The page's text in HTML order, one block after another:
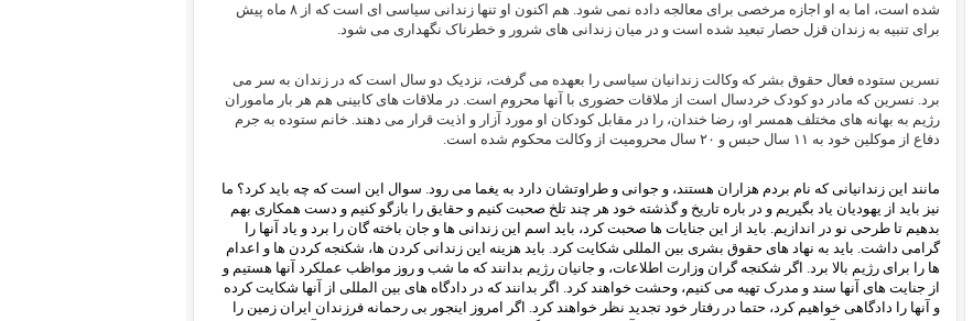
شده است، اما به او اجازه مرخصی برای معالجه داده نمی شود. هم اکنون او تنها زندانی سیاسی ای است که از ۸ ماه پیش
برای تنبیه به زندان قزل حصار تبعید شده است و در میان زندانی های شرور و خطرناک نگهداری می شود.
نسرین ستوده فعال حقوق بشر که وکالت زندانیان سیاسی را بعهده می گرفت، نزدیک دو سال است که در زندان به سر می
برد. نسرین که مادر دو کودک خردسال است از ملاقات حضوری با آنها محروم است. در ملاقات های کابینی هم هر بار ماموران
رژیم به بهانه های مختلف همسر او، رضا خندان، را در مقابل کودکان او مورد آزار و اذیت قرار می دهند. خانم ستوده به جرم
دفاع از موکلین خود به ۱۱ سال حبس و ۲۰ سال محرومیت از وکالت محکوم شده است.
مانند این زندانیانی که نام بردم هزاران هستند، و جوانی و طراوتشان دارد به یغما می رود. سوال این است که چه باید کرد؟ ما
نیز باید از یهودیان یاد بگیریم و در باره تاریخ و گذشته خود هر چند تلخ صحبت کنیم و حقایق را بازگو کنیم و دست همکاری بهم
بدهیم تا طرحی نو در اندازیم. باید از این جنایات ها صحبت کرد، باید اسم این زندانی ها و جان باخته گان را برد و یاد آنها را
گرامی داشت. باید به نهاد های حقوق بشری بین المللی شکایت کرد. باید هزینه این زندانی کردن ها، شکنجه کردن ها و اعدام
ها را برای رژیم بالا برد. اگر شکنجه گران وزارت اطلاعات، و جانیان رژیم بدانند که ما شب و روز مواظب عملکرد آنها هستیم و
از جنایت های آنها سند و مدرک تهیه می کنیم، وحشت خواهند کرد. اگر بدانند که در دادگاه های بین المللی از آنها شکایت کرده
و آنها را دادگاهی خواهیم کرد، حتما در رفتار خود تجدید نظر خواهند کرد. اگر امروز اینجور بی رحمانه فرزندان ایران زمین را